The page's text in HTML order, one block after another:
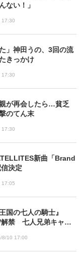
ない！」
17:30
」神田うの、3回の流
きっかけ
17:30
が再会したら…貧乏
のてん末
17:30
新曲「Brand
決定
17:05
国の七人の騎士』
解禁 七人兄弟キャス
8/10 17:00